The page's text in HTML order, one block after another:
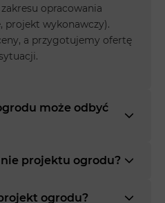
opracowania
projekt wykonawczy).
a przygotujemy ofertę
może odbyć
projektu ogrodu?
ogrodu?